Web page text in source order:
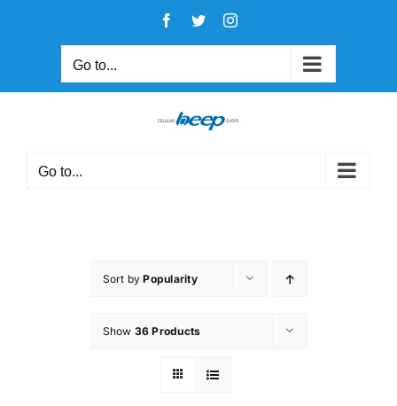
Facebook
TwitterInstagram
Go to...
Go to...
Sort byPopularity
Show 36 Products